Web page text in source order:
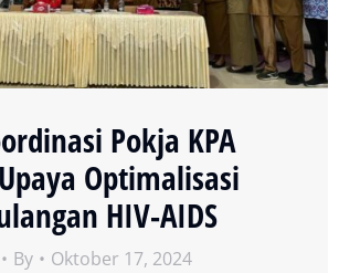
Pokja KPA
Optimalisasi
HIV-AIDS
By
Oktober 17, 2024